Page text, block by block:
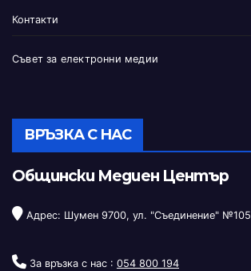
Контакти
Съвет за електронни медии
ВРЪЗКА С НАС
Общински Медиен Център
Адрес: Шумен 9700, ул. "Съединение" №105
За връзка с нас : 054 800 194